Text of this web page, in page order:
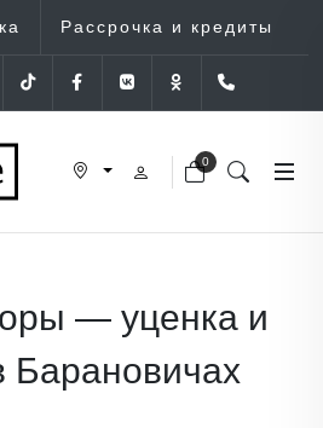
Рассрочка и кредиты
Viber Tik-Tok Facebook
VK OK
0
— уценка и
Барановичах